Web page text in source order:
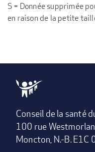
S = Donnée supprimée
en raison de la petite
Conseil de la santé
100 rue
Moncton, N.-B. E1C